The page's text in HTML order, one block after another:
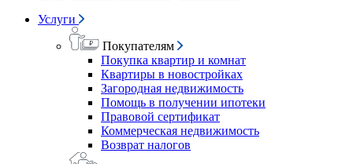
Услуги
Покупателям
Покупка квартир и комнат
Квартиры в новостройках
Загородная недвижимость
Помощь в получении ипотеки
Правовой сертификат
Коммерческая недвижимость
Возврат налогов